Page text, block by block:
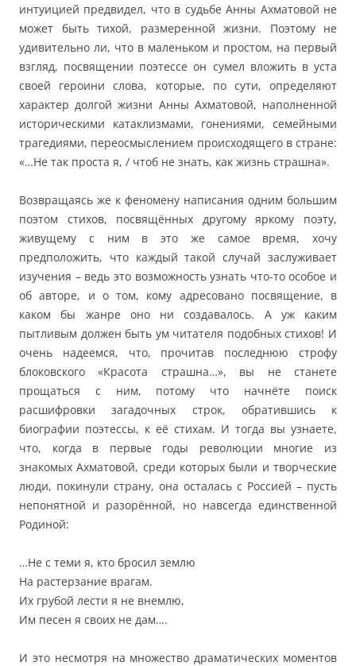
интуицией предвидел, что в судьбе Анны Ахматовой не
может быть тихой, размеренной жизни. Поэтому не
удивительно ли, что в маленьком и простом, на первый
взгляд, посвящении поэтессе он сумел вложить в уста
своей героини слова, которые, по сути, определяют
характер долгой жизни Анны Ахматовой, наполненной
историческими катаклизмами, гонениями, семейными
трагедиями, переосмыслением происходящего в стране:
«…Не так проста я, / чтоб не знать, как жизнь страшна».
Возвращаясь же к феномену написания одним большим
поэтом стихов, посвящённых другому яркому поэту,
живущему с ним в это же самое время, хочу
предположить, что каждый такой случай заслуживает
изучения – ведь это возможность узнать что-то особое и
об авторе, и о том, кому адресовано посвящение, в
каком бы жанре оно ни создавалось. А уж каким
пытливым должен быть ум читателя подобных стихов! И
очень надеемся, что, прочитав последнюю строфу
блоковского «Красота страшна…», вы не станете
прощаться с ним, потому что начнёте поиск
расшифровки загадочных строк, обратившись к
биографии поэтессы, к её стихам. И тогда вы узнаете,
что, когда в первые годы революции многие из
знакомых Ахматовой, среди которых были и творческие
люди, покинули страну, она осталась с Россией – пусть
непонятной и разорённой, но навсегда единственной
Родиной:
…Не с теми я, кто бросил землю
На растерзание врагам.
Их грубой лести я не внемлю,
Им песен я своих не дам….
И это несмотря на множество драматических моментов